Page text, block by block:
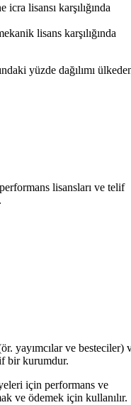
lisansı karşılığında
lisans karşılığında
yüzde dağılımı
lisansları ve telif
yayımcılar ve besteciler)
bir kurumdur.
için performans ve
ve ödemek için kullanılır.